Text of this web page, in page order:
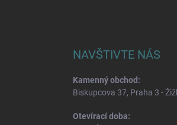
NAVŠTIVTE NÁS
Kamenný obchod:
Biskupcova 37, Praha 3 -
Otevírací doba: